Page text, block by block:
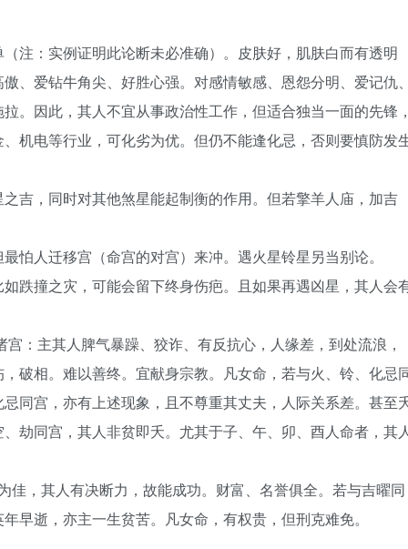
注：实例证明此论断未必准确）。皮肤好，肌肤白而有透明
、爱钻牛角尖、好胜心强。对感情敏感、恩怨分明、爱记仇
。因此，其人不宜从事政治性工作，但适合独当一面的先锋
机电等行业，可化劣为优。但仍不能逢化忌，否则要慎防发
吉，同时对其他煞星能起制衡的作用。但若擎羊人庙，加吉
怕人迁移宫（命宫的对宫）来冲。遇火星铃星另当别论。
跌撞之灾，可能会留下终身伤疤。且如果再遇凶星，其人会
：主其人脾气暴躁、狡诈、有反抗心，人缘差，到处流浪，
破相。难以善终。宜献身宗教。凡女命，若与火、铃、化忌
同宫，亦有上述现象，且不尊重其丈夫，人际关系差。甚至
劫同宫，其人非贫即夭。尤其于子、午、卯、酉人命者，其
，其人有决断力，故能成功。财富、名誉俱全。若与吉曜同
早逝，亦主一生贫苦。凡女命，有权贵，但刑克难免。